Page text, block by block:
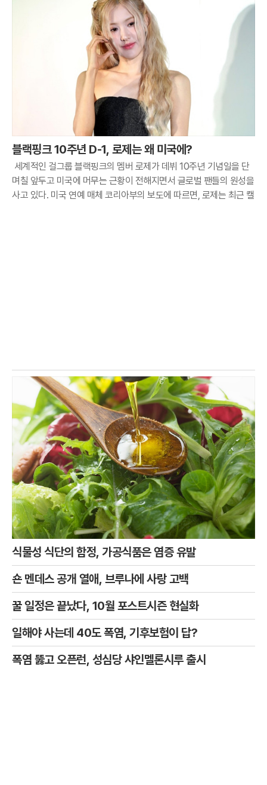
블랙핑크 10주년 D-1, 로제는 왜 미국에?
세계적인 걸그룹 블랙핑크의 멤버 로제가 데뷔 10주년 기념일을 단
며칠 앞두고 미국에 머무는 근황이 전해지면서 글로벌 팬들의 원성을
사고 있다. 미국 연예 매체 코리아부의 보도에 따르면, 로제는 최근 캘
식물성 식단의 함정, 가공식품은 염증 유발
숀 멘데스 공개 열애, 브루나에 사랑 고백
꿀 일정은 끝났다, 10월 포스트시즌 현실화
일해야 사는데 40도 폭염, 기후보험이 답?
폭염 뚫고 오픈런, 성심당 샤인멜론시루 출시